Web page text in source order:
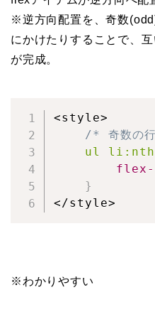
※逆方向配置を、奇数
にかけたりすることで、
が完成。
<style>
/* 奇数の
ul
}
</style>
※わかりやすい